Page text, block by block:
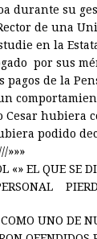
durante su
de una
en la
por sus
pagos de la
Cesar hubiera
podido
»»»
«» EL QUE SE
UNO DE